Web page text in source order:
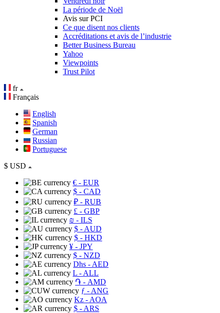
La période de Noël
Avis sur PCI
Ce que disent nos clients
Accréditations et avis de l’industrie
Better Business Bureau
Yahoo
Viewpoints
Trust Pilot
fr
Français
English
Spanish
German
Russian
Portuguese
$ USD
€ - EUR
$ - CAD
₽ - RUB
£ - GBP
₪ - ILS
$ - AUD
$ - HKD
¥ - JPY
$ - NZD
Dhs - AED
L - ALL
֏ - AMD
ƒ - ANG
Kz - AOA
$ - ARS